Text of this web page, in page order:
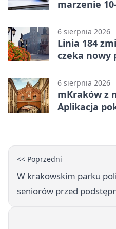
marzenie
6 sierpnia 2026
Linia 184
czeka nowy
6 sierpnia 2026
mKraków z
Aplikacja
<< Poprzedni
W krakowskim parku
seniorów przed